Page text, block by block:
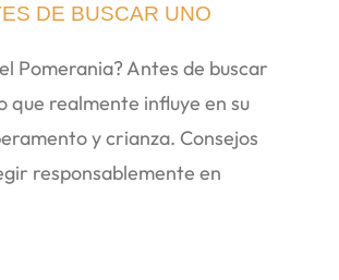
DE BUSCAR UNO
Pomerania? Antes de buscar
que realmente influye en su
y crianza. Consejos
responsablemente en